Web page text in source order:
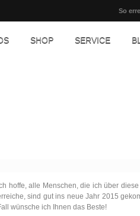
So
SHOP SERVICE
hoffe, alle Menschen, die ich über
sind gut ins neue Jahr 2015
wünsche ich Ihnen das Beste!